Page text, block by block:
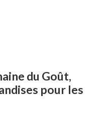
du Goût,
pour les